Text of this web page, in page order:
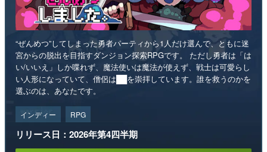
“ぜんめつ”してしまった勇者パーティから1人だけ選んで、ともに迷
宮からの脱出を目指すダンジョン探索RPGです。 ただし勇者は「は
い/いいえ」しか喋れず、魔法使いは魔法が使えず、戦士は可愛らし
い人形になっていて、僧侶は██を崇拝しています。誰を救うのかを
選ぶのは、あなたです。
インディー RPG
リリース日：2026年第4四半期